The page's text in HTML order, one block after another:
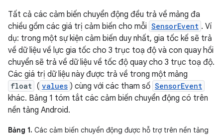
Tất cả các cảm biến chuyển động đều trả về mảng đa
chiều gồm các giá trị cảm biến cho mỗi SensorEvent . Ví
dụ: trong một sự kiện cảm biến duy nhất, gia tốc kế sẽ trả
về dữ liệu về lực gia tốc cho 3 trục toạ độ và con quay hồi
chuyển sẽ trả về dữ liệu về tốc độ quay cho 3 trục toạ độ.
Các giá trị dữ liệu này được trả về trong một mảng
float ( values ) cùng với các tham số SensorEvent
khác. Bảng 1 tóm tắt các cảm biến chuyển động có trên
nền tảng Android.
Bảng 1. Các cảm biến chuyển động được hỗ trợ trên nền tảng